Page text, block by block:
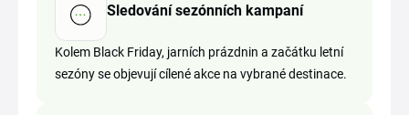
Sledování sezónních kampaní
Kolem Black Friday, jarních prázdnin a začátku letní
sezóny se objevují cílené akce na vybrané destinace.